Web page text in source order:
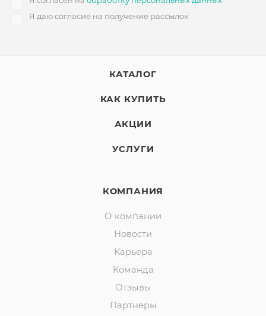
Я даю согласие на получение рассылок
КАТАЛОГ
КАК КУПИТЬ
АКЦИИ
УСЛУГИ
КОМПАНИЯ
О компании
Новости
Карьера
Команда
Отзывы
Партнеры